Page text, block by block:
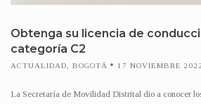
Obtenga su licencia de
categoría C2
ACTUALIDAD BOGOTÁ 17 NOVIEMBRE 2022
La Secretaría de Movilidad Distrital dio a conocer